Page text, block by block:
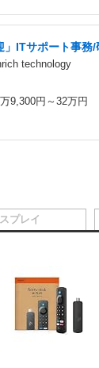
」ITサポート事
technology
9,300円～32万円
プレイ